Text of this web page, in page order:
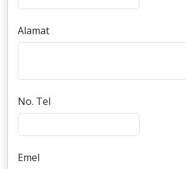
Alamat
No. Tel
Emel